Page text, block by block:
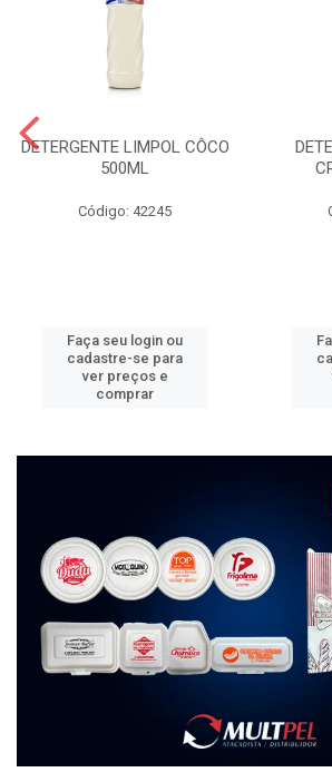
DETERGENTE LIMPOL CÔCO
500ML
Código: 42245
Faça seu login ou
cadastre-se para
ver preços e
comprar